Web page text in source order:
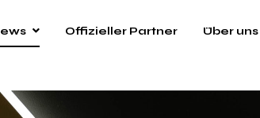
Offizieller Partner Über uns